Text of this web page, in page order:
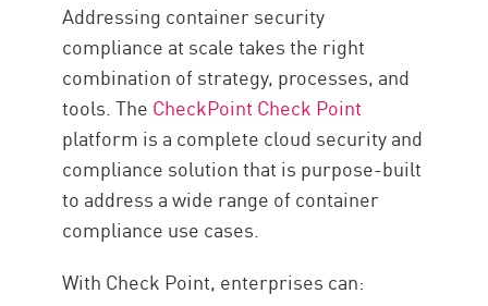
Addressing container security
compliance at scale takes the right
combination of strategy, processes, and
tools. The CheckPoint Check Point
platform is a complete cloud security and
compliance solution that is purpose-built
to address a wide range of container
compliance use cases.
With Check Point, enterprises can: